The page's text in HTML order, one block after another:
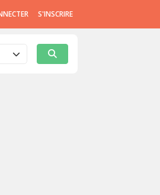
S'INSCRIRE